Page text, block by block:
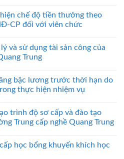
chế độ tiền thưởng theo
CP đối với viên chức
và sử dụng tài sản công của
Trung
bậc lương trước thời hạn do
thực hiện nhiệm vụ
trình độ sơ cấp và đào tạo
Trung cấp nghề Quang Trung
học bổng khuyến khích học